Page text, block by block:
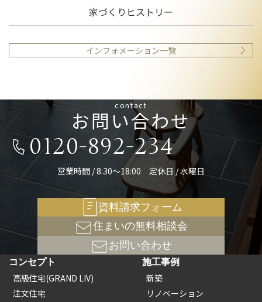
家づくりヒストリー
インフォメーション一覧
contact
お問い合わせ
0120-892-234
営業時間 / 8:30～18:00 定休日 / 水曜日
資料請求フォーム
住まいの無料相談会
お問い合わせ
コンセプト
高級住宅(GRAND LIV)
注文住宅
施工事例
新築
リノベーション